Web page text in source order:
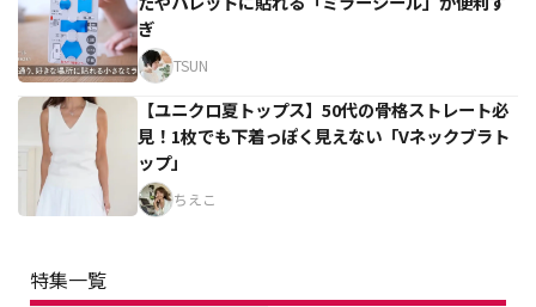
ぎ
TSUN
【ユニクロ夏トップス】50代の骨格ストレート必
見！1枚でも下着っぽく見えない「Vネックブラト
ップ」
ちえこ
特集一覧